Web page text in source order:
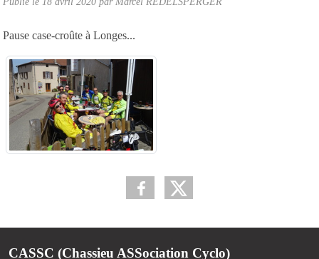
Pause case-croûte à Longes...
CASSC (Chassieu ASSociation Cyclo)